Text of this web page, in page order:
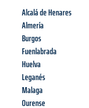
Alcalá de Henares
Almería
Burgos
Fuenlabrada
Huelva
Leganés
Malaga
Ourense